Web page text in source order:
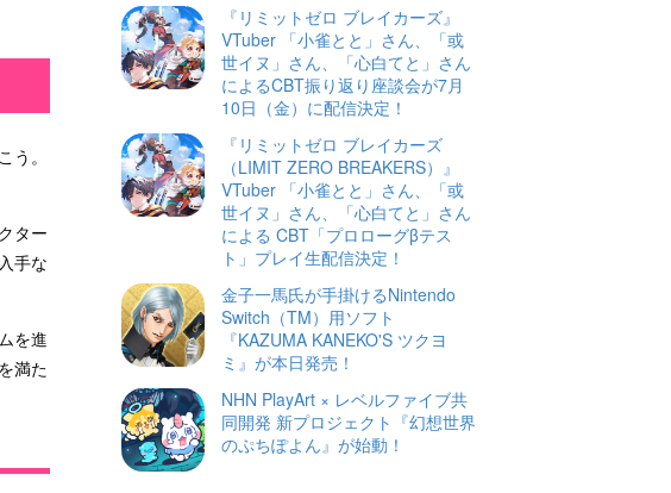
。
ター
手な
を進
満た
『リミットゼロ ブレイカーズ』
VTuber 「小雀とと」さん、「或
世イヌ」さん、「心白てと」さん
によるCBT振り返り座談会が7月
10日（金）に配信決定！
『リミットゼロ ブレイカーズ
（LIMIT ZERO BREAKERS）』
VTuber 「小雀とと」さん、「或
世イヌ」さん、「心白てと」さん
による CBT「プロローグβテス
ト」プレイ生配信決定！
金子一馬氏が手掛けるNintendo
Switch（TM）用ソフト
『KAZUMA KANEKO'S ツクヨ
ミ』が本日発売！
NHN PlayArt × レベルファイブ共
同開発 新プロジェクト『幻想世界
のぷちぽよん』が始動！